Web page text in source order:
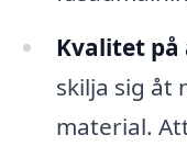
Kvalitet på
skilja sig åt
material.